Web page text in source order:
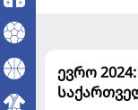
ევრო